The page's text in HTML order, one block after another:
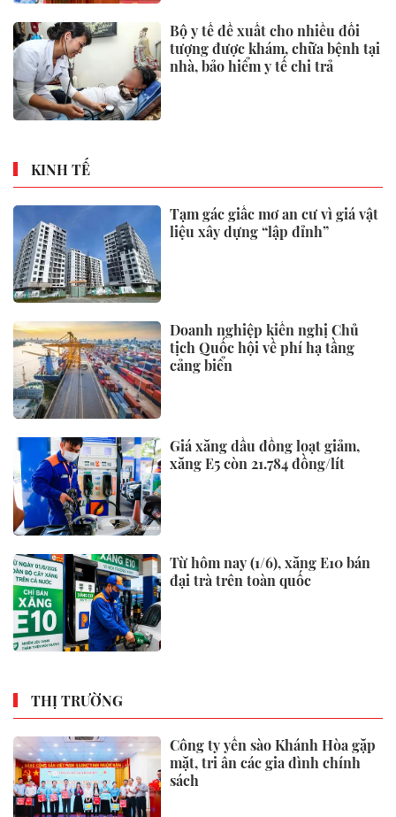
Bộ y tế đề xuất cho nhiều đối
tượng được khám, chữa bệnh tại
nhà, bảo hiểm y tế chi trả
KINH TẾ
Tạm gác giấc mơ an cư vì giá vật
liệu xây dựng “lập đỉnh”
Doanh nghiệp kiến nghị Chủ
tịch Quốc hội về phí hạ tầng
cảng biển
Giá xăng dầu đồng loạt giảm,
xăng E5 còn 21.784 đồng/lít
Từ hôm nay (1/6), xăng E10 bán
đại trà trên toàn quốc
THỊ TRƯỜNG
Công ty yến sào Khánh Hòa gặp
mặt, tri ân các gia đình chính
sách